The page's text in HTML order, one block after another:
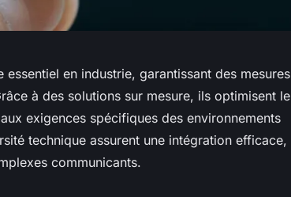
en industrie, garantissant des mesures
à des solutions sur mesure, ils optimisent le
exigences spécifiques des environnements
technique assurent une intégration efficace,
communicants.